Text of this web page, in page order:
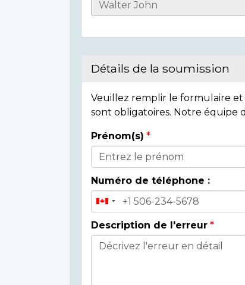
Casualty
Détails de la soumission
Veuillez remplir le formulaire et
sont obligatoires. Notre équipe
Donor
Details
Prénom(s)
Numéro de téléphone :
Description de l'erreur